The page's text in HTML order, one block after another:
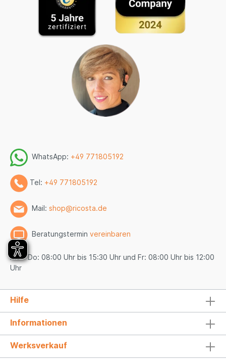
WhatsApp: +49 771805192
Tel: +49 771805192
Mail: shop@ricosta.de
Beratungstermin vereinbaren
Mo - Do: 08:00 Uhr bis 15:30 Uhr und Fr: 08:00 Uhr bis 12:00
Uhr
Hilfe
Informationen
Werksverkauf